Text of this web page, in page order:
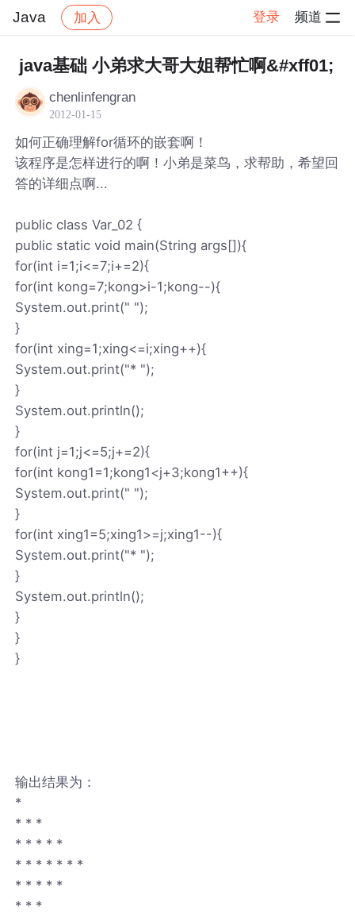
Java 加入 登录 频道
社区 Java 帖子详情
java基础 小弟求大哥大姐帮忙啊&#xff01;
chenlinfengran
2012-01-15
如何正确理解for循环的嵌套啊！
该程序是怎样进行的啊！小弟是菜鸟，求帮助，希望回
答的详细点啊...
public class Var_02 {
public static void main(String args[]){
for(int i=1;i<=7;i+=2){
for(int kong=7;kong>i-1;kong--){
System.out.print(" ");
}
for(int xing=1;xing<=i;xing++){
System.out.print("* ");
}
System.out.println();
}
for(int j=1;j<=5;j+=2){
for(int kong1=1;kong1<j+3;kong1++){
System.out.print(" ");
}
for(int xing1=5;xing1>=j;xing1--){
System.out.print("* ");
}
System.out.println();
}
}
}
输出结果为：
*
* * *
* * * * *
* * * * * * *
* * * * *
* * *